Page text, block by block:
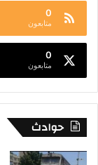
0
متابعون
0
متابعون
حوادث